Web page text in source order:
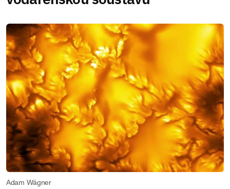
Adam Wágner